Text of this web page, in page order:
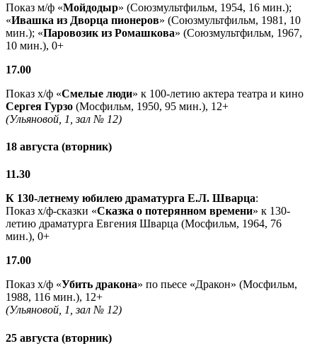
Показ м/ф «Мойдодыр» (Союзмультфильм, 1954, 16 мин.);
«Ивашка из Дворца пионеров» (Союзмультфильм, 1981, 10
мин.); «Паровозик из Ромашкова» (Союзмультфильм, 1967,
10 мин.), 0+
17.00
Показ х/ф «Смелые люди» к 100-летию актера театра и кино
Сергея Гурзо (Мосфильм, 1950, 95 мин.), 12+
(Ульяновой, 1, зал № 12)
18 августа (вторник)
11.30
К 130-летнему юбилею драматурга Е.Л. Шварца:
Показ х/ф-сказки «Сказка о потерянном времени» к 130-
летию драматурга Евгения Шварца (Мосфильм, 1964, 76
мин.), 0+
17.00
Показ х/ф «Убить дракона» по пьесе «Дракон» (Мосфильм,
1988, 116 мин.), 12+
(Ульяновой, 1, зал № 12)
25 августа (вторник)